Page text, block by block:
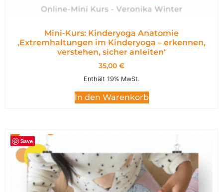
Mini-Kurs: Kinderyoga Anatomie
,Extremhaltungen im Kinderyoga – erkennen,
verstehen, sicher anleiten‘
35,00 €
Enthält 19% MwSt.
In den Warenkorb
Save